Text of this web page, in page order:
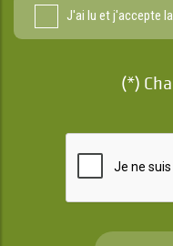
J'ai lu et j'accepte la
(*)